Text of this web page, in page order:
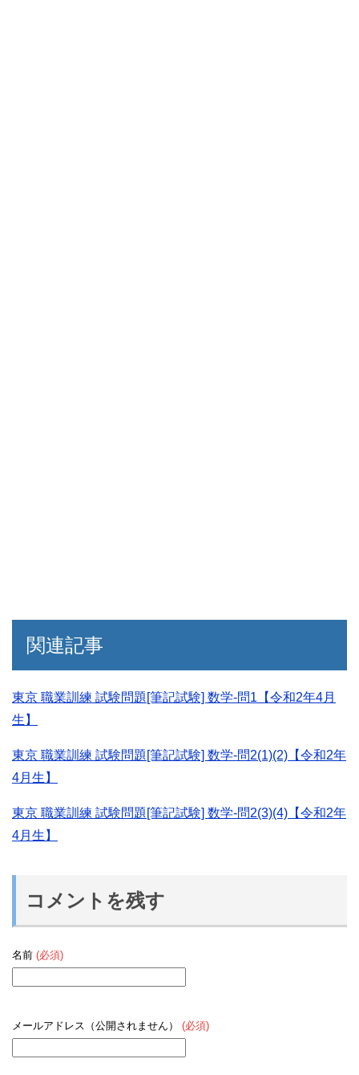
関連記事
東京 職業訓練 試験問題[筆記試験] 数学-問1【令和2年4月
生】
東京 職業訓練 試験問題[筆記試験] 数学-問2(1)(2)【令和2年
4月生】
東京 職業訓練 試験問題[筆記試験] 数学-問2(3)(4)【令和2年
4月生】
コメントを残す
名前 (必須)
メールアドレス（公開されません） (必須)